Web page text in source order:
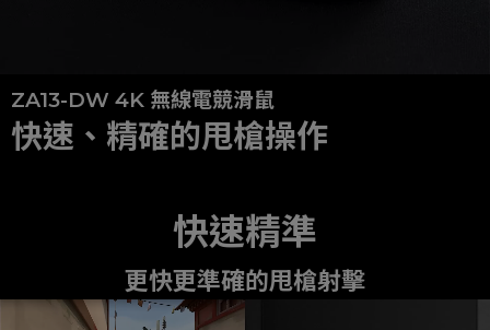
ZA13-DW 4K 無線電競滑鼠
快速、精確的甩槍操作
快速精準
更快更準確的甩槍射擊